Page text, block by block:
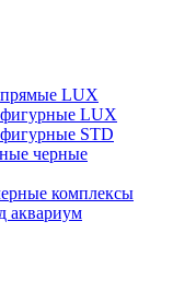
LUX
LUX
STD
черные
комплексы
аквариум